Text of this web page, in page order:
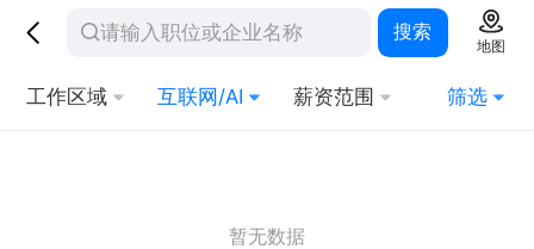
搜索
地图
工作区域 互联网/AI 薪资范围 筛选
暂无数据